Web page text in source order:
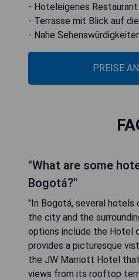
- Hoteleigenes Restaurant
- Terrasse mit Blick auf
- Nahe
PREISE
"What are some
Bogotá?"
"In Bogotá, several
the city and the
options include the Hotel
provides a picturesque
the JW Marriott Hotel
views from its rooftop